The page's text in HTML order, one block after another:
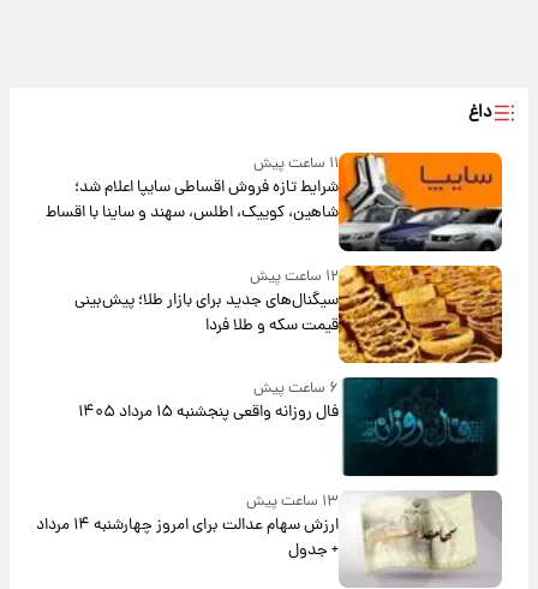
داغ
۱۱ ساعت پیش
شرایط تازه فروش اقساطی سایپا اعلام شد؛
شاهین، کوییک، اطلس، سهند و ساینا با اقساط
بلندمدت + جدول
۱۲ ساعت پیش
سیگنال‌های جدید برای بازار طلا؛ پیش‌بینی
قیمت سکه و طلا فردا
۶ ساعت پیش
فال روزانه واقعی پنجشنبه ۱۵ مرداد ۱۴۰۵
۱۳ ساعت پیش
ارزش سهام عدالت برای امروز چهارشنبه ۱۴ مرداد
+ جدول